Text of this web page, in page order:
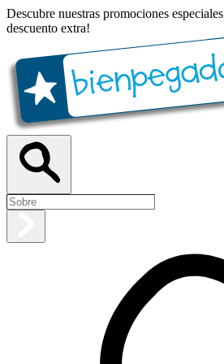
Descubre nuestras promociones especiales
descuento extra!